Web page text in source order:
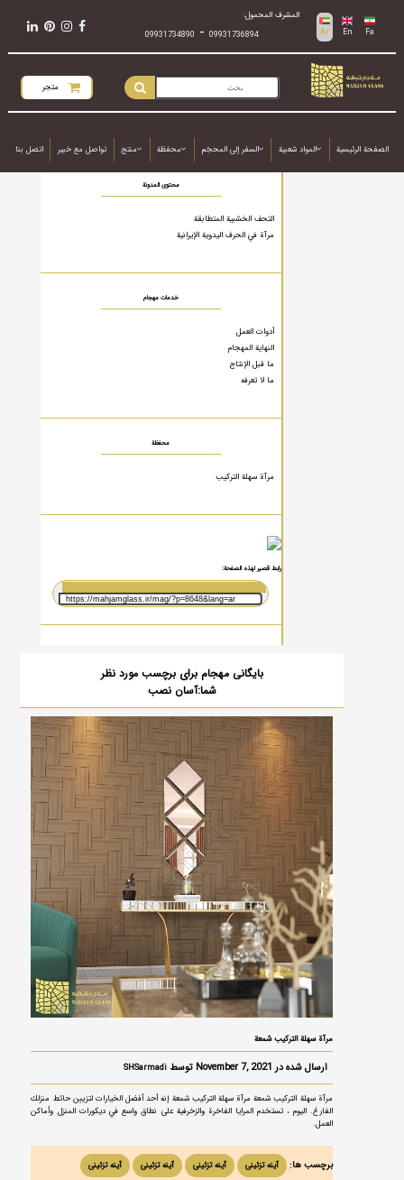
Fa
En
Ar
المشرف المحمول:
09931736894
-
09931734890
متجر
الصفحة الرئيسية المواد شعبية السفر إلى المحجَم محفظة منتج تواصل مع خبير اتصل بنا
محتوى المدونة
التحف الخشبية المتطابقة
مرآة في الحرف اليدوية الإيرانية
خدمات مهجام
أدوات العمل
النهاية المهجام
ما قبل الإنتاج
ما لا تعرفه
محفظة
مرآة سهلة التركيب
رابط قصير لهذه الصفحة:
بایگانی مهجام برای برچسب مورد نظر
شما:آسان نصب
مرآة سهلة التركيب شمعة
ارسال شده در November 7, 2021 توسط SHSarmadi
مرآة سهلة التركيب شمعة مرآة سهلة التركيب شمعة إنه أحد أفضل الخيارات لتزيين حائط منزلك
الفارغ. اليوم ، تستخدم المرايا الفاخرة والزخرفية على نطاق واسع في ديكورات المنزل وأماكن
العمل.
برچسب ها: آینه تزئینی آینه تزئینی آینه تزئینی آینه تزئینی